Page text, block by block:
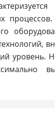
уровень.